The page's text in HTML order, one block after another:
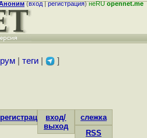
(вход|регистрация)неRUopennet.me
| теги| ]
регистрациявход/
выход
слежка
RSS